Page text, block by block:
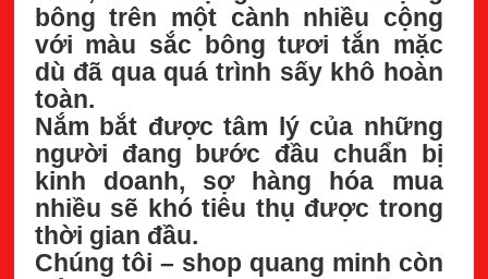
bông trên một cành nhiều cộng
với màu sắc bông tươi tắn mặc
dù đã qua quá trình sấy khô hoàn
toàn.
Nắm bắt được tâm lý của những
người đang bước đầu chuẩn bị
kinh doanh, sợ hàng hóa mua
nhiều sẽ khó tiêu thụ được trong
thời gian đầu.
Chúng tôi – shop quang minh còn